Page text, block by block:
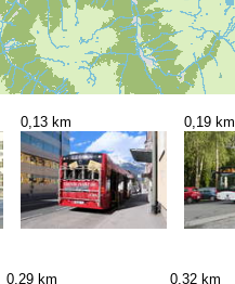
0,13 km 0,19 km
0,29 km 0,32 km